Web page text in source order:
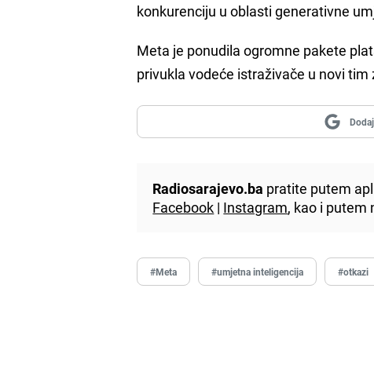
konkurenciju u oblasti generativne
Meta je ponudila ogromne pakete
privukla vodeće istraživače u novi
Radiosarajevo.ba pratite putem
Facebook | Instagram, kao i putem
#Meta #umjetna inteligencija #otkazi